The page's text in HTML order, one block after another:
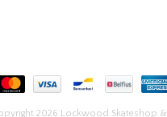
2026 Lockwood Skateshop